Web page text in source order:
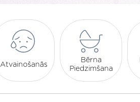
Atvainošanās
Bērna
Piedzimšana